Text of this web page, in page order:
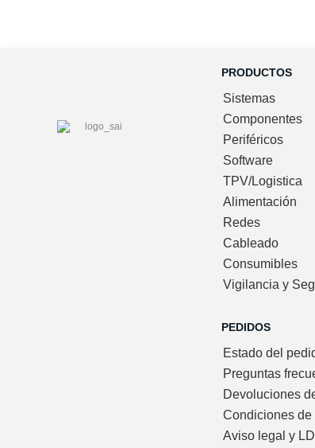
PRODUCTOS
Sistemas
Componentes
Periféricos
Software
TPV/Logistica
Alimentación
Redes
Cableado
Consumibles
Vigilancia y
PEDIDOS
Estado del
Preguntas
Devoluciones
Condiciones de
Aviso legal y